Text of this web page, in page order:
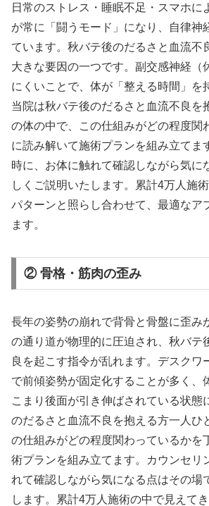
日常のストレス・睡眠不足・スマホに
が常に「闘うモード」になり、自律神
ています。秋バテ後のだるさと血流不
大きな要因の一つです。副交感神経（
にくいことで、体が「整える時間」を
当院は秋バテ後のだるさと血流不良を
の体の中で、この仕組みがどの程度関
に読み解いて施術プランを組み立てま
時に、お体に触れて確認しながら気に
しくご説明いたします。累計4万人施
パターンと照らし合わせて、最適なア
ます。
② 骨格・筋肉の歪み
長年の姿勢の崩れで背骨と骨盤に歪み
の通り道が物理的に圧迫され、秋バテ
良を起こす指令が乱れます。デスクワ
で前傾姿勢が固定化することが多く、
こまり後面が引き伸ばされている状態
のだるさと血流不良を抱える方一人ひ
の仕組みがどの程度関わっているかを
術プランを組み立てます。カウンセリ
れて確認しながら気になる点はその場
します。累計4万人施術の中で見えて